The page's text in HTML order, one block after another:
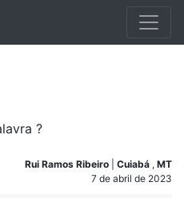
?
Rui Ramos Ribeiro Cuiabá , MT
7 de abril de 2023